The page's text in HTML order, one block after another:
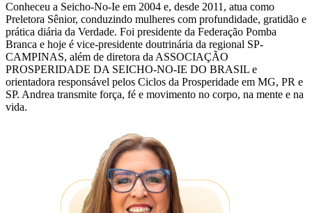
Conheceu a Seicho-No-Ie em 2004 e, desde 2011, atua como
Preletora Sênior, conduzindo mulheres com profundidade, gratidão e
prática diária da Verdade. Foi presidente da Federação Pomba
Branca e hoje é vice-presidente doutrinária da regional SP-
CAMPINAS, além de diretora da ASSOCIAÇÃO
PROSPERIDADE DA SEICHO-NO-IE DO BRASIL e
orientadora responsável pelos Ciclos da Prosperidade em MG, PR e
SP. Andrea transmite força, fé e movimento no corpo, na mente e na
vida.